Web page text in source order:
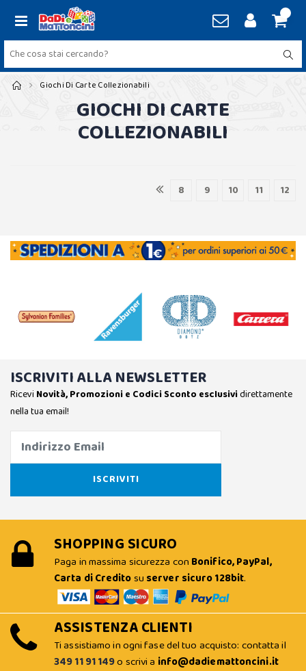
Giochi Di Carte Collezionabili
GIOCHI DI CARTE
COLLEZIONABILI
8 9 10 11 12
ISCRIVITI ALLA NEWSLETTER
Ricevi Novità, Promozioni e Codici Sconto esclusividirettamente
nella tua email!
SHOPPING SICURO
Paga in massima sicurezza con Bonifico, PayPal,
Carta di Creditosu server sicuro 128bit.
ASSISTENZA CLIENTI
Ti assistiamo in ogni fase del tuo acquisto: contatta il
349 11 91 149o scrivi a info@dadiemattoncini.it